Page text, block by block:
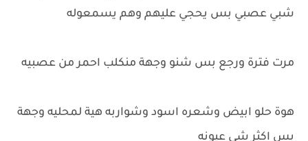
شبي عصبي بس يحجي عليهم وهم يسمعوله
مرت فترة ورجع بس شنو وجهة منكلب احمر من عصبيه
هوة حلو ابيض وشعره اسود وشواربه هية لمحليه وجهة
بس اكثر شي عيونه